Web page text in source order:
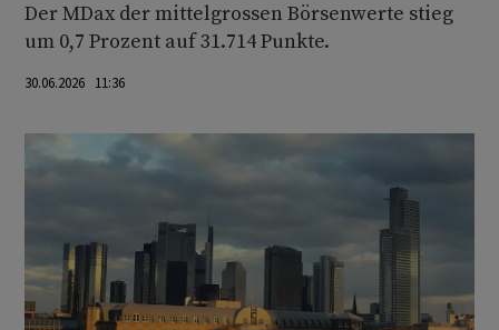
Der MDax der mittelgrossen Börsenwerte stieg
um 0,7 Prozent auf 31.714 Punkte.
30.06.2026 11:36